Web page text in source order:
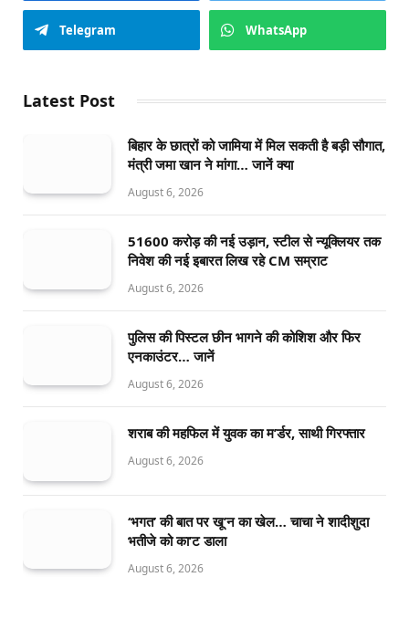
Telegram WhatsApp
Latest Post
बिहार के छात्रों को जामिया में मिल सकती है बड़ी सौगात,
मंत्री जमा खान ने मांगा… जानें क्या
August 6, 2026
51600 करोड़ की नई उड़ान, स्टील से न्यूक्लियर तक
निवेश की नई इबारत लिख रहे CM सम्राट
August 6, 2026
पुलिस की पिस्टल छीन भागने की कोशिश और फिर
एनकाउंटर… जानें
August 6, 2026
शराब की महफिल में युवक का म’र्डर, साथी गिरफ्तार
August 6, 2026
‘भगत’ की बात पर खू’न का खेल… चाचा ने शादीशुदा
भतीजे को का’ट डाला
August 6, 2026